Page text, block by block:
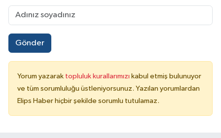
Gönder
Yorum yazarak topluluk kurallarımızı kabul etmiş bulunuyor
ve tüm sorumluluğu üstleniyorsunuz. Yazılan yorumlardan
Elips Haber hiçbir şekilde sorumlu tutulamaz.